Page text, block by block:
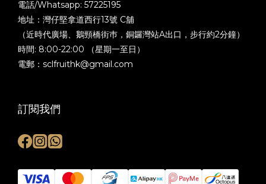
電話/Whatsapp: 57225195
地址：灣仔堅拿道西行13號 C舖
（近時代廣場、鵝頸橋街巿，銅鑼灣站A出口，步行約2分鐘）
時間: 8:00-22:00 （星期一至日）
電郵：sclfruithk@gmail.com
訂閱我們